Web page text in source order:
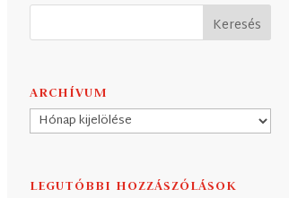
ARCHÍVUM
Archívum
LEGUTÓBBI HOZZÁSZÓLÁSOK